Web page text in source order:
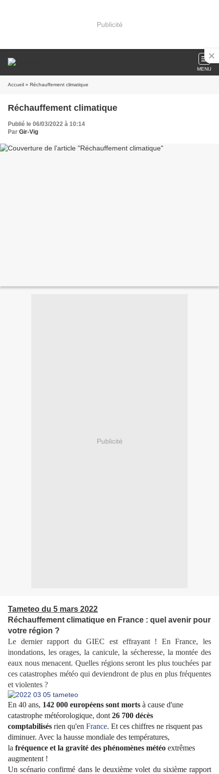
Publicité
MENU
Accueil » Réchauffement climatique
Réchauffement climatique
Publié le 06/03/2022 à 10:14
Par Gir-Vig
Publicité
Tameteo du 5 mars 2022
Réchauffement climatique en France : quel avenir pour
votre région ?
Le dernier rapport du GIEC est effrayant ! En France, les
inondations, les orages, la canicule, la sécheresse, la montée des
eaux nous menacent. Quelles régions seront les plus touchées par
ces catastrophes météo qui deviendront de plus en plus fréquentes
et violentes ?
En 40 ans, 142 000 européens sont morts à cause d'une
catastrophe météorologique, dont 26 700 décès
comptabilisés rien qu'en France. Et ces chiffres ne risquent pas
diminuer. Avec la hausse mondiale des températures,
la fréquence et la gravité des phénomènes météo extrêmes
augmentent !
Un scénario confirmé dans le deuxième volet du sixième rapport